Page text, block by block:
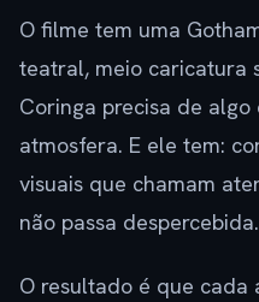
O filme tem uma
teatral, meio caricatura
Coringa precisa de
atmosfera. E ele tem:
visuais que chamam
não passa despercebida.
O resultado é que cada